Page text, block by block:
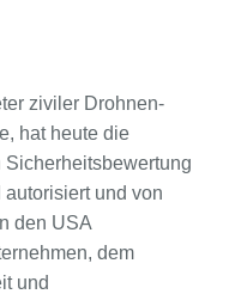
ziviler Drohnen-
hat heute die
und von
den USA
dem
und